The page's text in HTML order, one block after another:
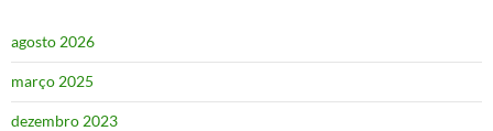
agosto 2026
março 2025
dezembro 2023